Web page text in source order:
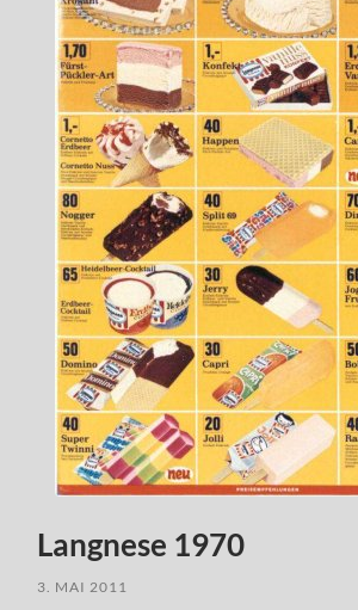
Langnese 1970
3. MAI 2011